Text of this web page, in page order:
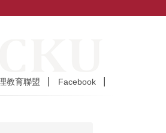
教育聯盟 Facebook